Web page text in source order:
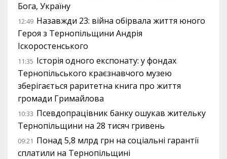
Бога, Україну
12:49 Назавжди 23: війна обірвала життя юного
Героя з Тернопільщини Андрія
Іскоростенського
11:35 Історія одного експонату: у фондах
Тернопільського краєзнавчого музею
зберігається раритетна книга про життя
громади Гримайлова
10:33 Псевдопрацівник банку ошукав жительку
Тернопільщини на 28 тисяч гривень
09:21 Понад 5,8 млрд грн на соціальні гарантії
сплатили на Тернопільщині